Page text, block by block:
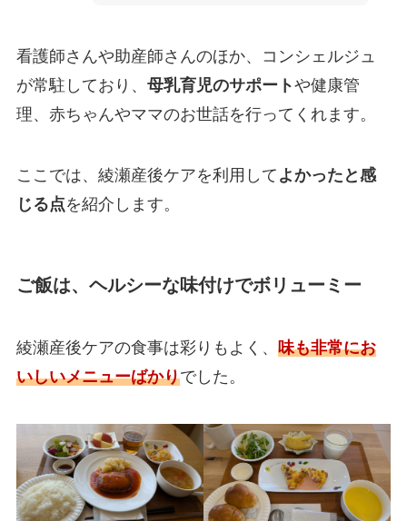
看護師さんや助産師さんのほか、コンシェルジュ
が常駐しており、 母乳育児のサポートや健康管
理、赤ちゃんやママのお世話を行ってくれます。
ここでは、綾瀬産後ケアを利用して よかったと感
じる点を紹介します。
ご飯は、ヘルシーな味付けでボリューミー
綾瀬産後ケアの食事は彩りもよく、 味も非常にお
いしいメニューばかりでした。